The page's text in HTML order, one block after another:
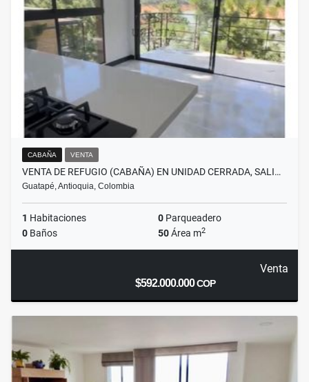
CABAÑA VENTA
VENTA DE REFUGIO (CABAÑA) EN UNIDAD CERRADA, SALI…
Guatapé, Antioquia, Colombia
1 Habitaciones 0 Parqueadero
0 Baños 50Área m2
Venta
$592.000.000COP